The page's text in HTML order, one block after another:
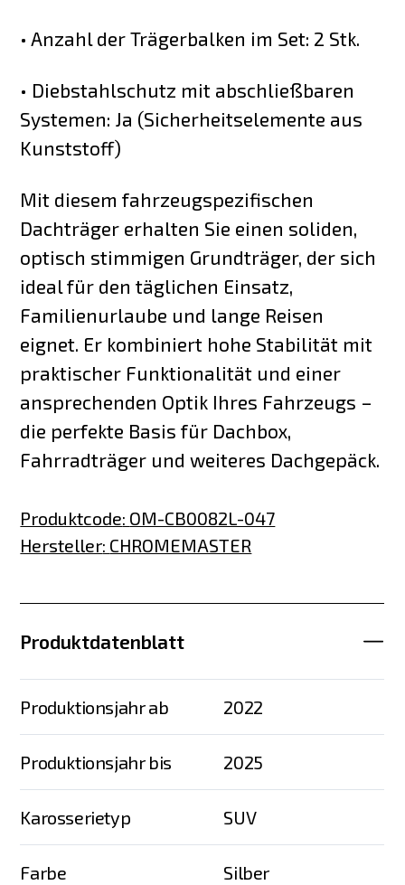
• Anzahl der Trägerbalken im Set: 2 Stk.
• Diebstahlschutz mit abschließbaren
Systemen: Ja (Sicherheitselemente aus
Kunststoff)
Mit diesem fahrzeugspezifischen
Dachträger erhalten Sie einen soliden,
optisch stimmigen Grundträger, der sich
ideal für den täglichen Einsatz,
Familienurlaube und lange Reisen
eignet. Er kombiniert hohe Stabilität mit
praktischer Funktionalität und einer
ansprechenden Optik Ihres Fahrzeugs –
die perfekte Basis für Dachbox,
Fahrradträger und weiteres Dachgepäck.
Produktcode: OM-CB0082L-047
Hersteller: CHROMEMASTER
Produktdatenblatt
Produktionsjahr ab 2022
Produktionsjahr bis 2025
Karosserietyp SUV
Farbe Silber